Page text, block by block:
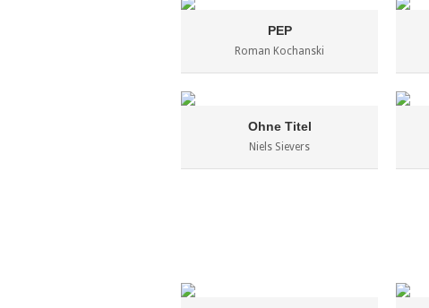
PEP
Roman Kochanski
Ohne Titel
Niels Sievers